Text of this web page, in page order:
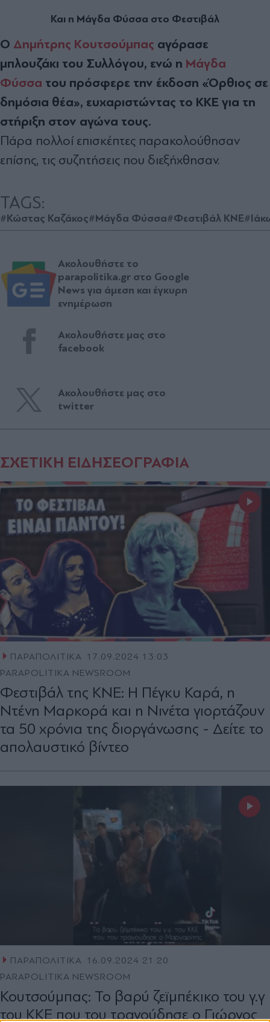
Και η Μάγδα Φύσσα στο Φεστιβάλ
Ο Δημήτρης Κουτσούμπας αγόρασε
μπλουζάκι του Συλλόγου, ενώ η Μάγδα
Φύσσα του πρόσφερε την έκδοση «Όρθιος σε
δημόσια θέα», ευχαριστώντας το ΚΚΕ για τη
στήριξη στον αγώνα τους.
Πάρα πολλοί επισκέπτες παρακολούθησαν
επίσης, τις συζητήσεις που διεξήχθησαν.
TAGS:
#Κώστας Καζάκος#Μάγδα Φύσσα#Φεστιβάλ ΚΝΕ
Ακολουθήστε το
parapolitika.gr στο Google
News για άμεση και έγκυρη
ενημέρωση
Ακολουθήστε μας στο
facebook
Ακολουθήστε μας στο
twitter
ΣΧΕΤΙΚΗ ΕΙΔΗΣΕΟΓΡΑΦΙΑ
ΠΑΡΑΠΟΛΙΤΙΚΑ
17.09.2024 13:03
PARAPOLITIKA NEWSROOM
Φεστιβάλ της ΚΝΕ: Η Πέγκυ Καρά, η
Ντένη Μαρκορά και η Νινέτα γιορτάζουν
τα 50 χρόνια της διοργάνωσης - Δείτε το
απολαυστικό βίντεο
ΠΑΡΑΠΟΛΙΤΙΚΑ 16.09.2024 21:20
PARAPOLITIKA NEWSROOM
Κουτσούμπας: Το βαρύ ζεϊμπέκικο του γ.γ
του ΚΚΕ που του τραγούδησε ο Γιώργος